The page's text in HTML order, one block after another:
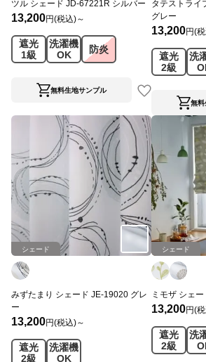
ツル シェード JD-67221R シルバー
13,200円(税込)～
遮光
1級
洗濯機
OK
防炎
無料生地サンプル
タテストライ
グレー
13,200円(
遮光
2級
洗
無料
シェード
みずたまり シェード JE-19020 グレ
ー
13,200円(税込)～
遮光
2級
洗濯機
OK
シェード
ミモザ シェ
13,200円(
遮光
2級
洗